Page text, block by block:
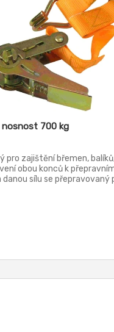
nosnost 700 kg
pro zajištění břemen,
obou konců k
danou sílu se